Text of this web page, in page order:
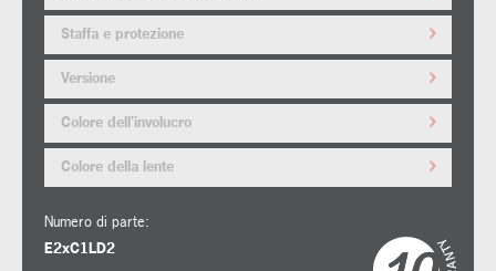
Staffa e protezione
Versione
Colore dell'involucro
Colore della lente
Numero di parte:
E2xC1LD2